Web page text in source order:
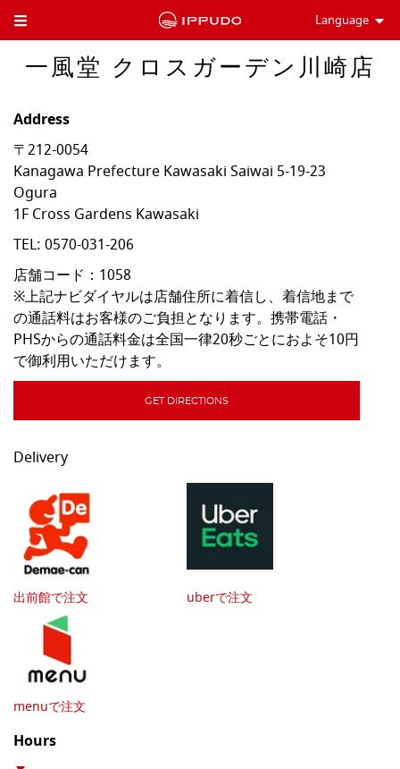
Toggle Header Menu Language
一風堂 クロスガーデン川崎店
Address
〒212-0054
Kanagawa Prefecture Kawasaki Saiwai 5-19-23
Ogura
1F Cross Gardens Kawasaki
TEL: 0570-031-206
店舗コード：1058
※上記ナビダイヤルは店舗住所に着信し、着信地まで
の通話料はお客様のご負担となります。携帯電話・
PHSからの通話料金は全国一律20秒ごとにおよそ10円
で御利用いただけます。
GET DIRECTIONS
Delivery
出前館で注文 uberで注文
menuで注文
Hours